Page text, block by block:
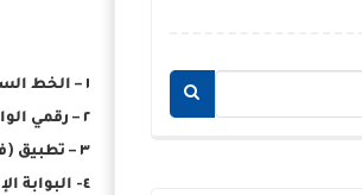
١ – الخط الساخن (16528).
٢ – رقمي الواتس أب (01555516528 – 01555525444) لاستقبال رسائل وشكاوى ومشاركات المواطنين لأماكن تراكم وتجمع القمامة والمخلفات.
٣ – تطبيق (في خدمتك).
٤- البوابة الإلكترونية لمنظومة الشكاوى الحكومية الموحدة (www.shakwa.eg.)